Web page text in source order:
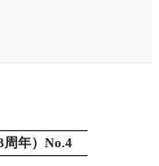
周年）No.4